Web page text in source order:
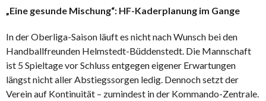
„Eine gesunde Mischung“: HF-Kaderplanung im Gange
In der Oberliga-Saison läuft es nicht nach Wunsch bei den
Handballfreunden Helmstedt-Büddenstedt. Die Mannschaft
ist 5 Spieltage vor Schluss entgegen eigener Erwartungen
längst nicht aller Abstiegssorgen ledig. Dennoch setzt der
Verein auf Kontinuität – zumindest in der Kommando-Zentrale.